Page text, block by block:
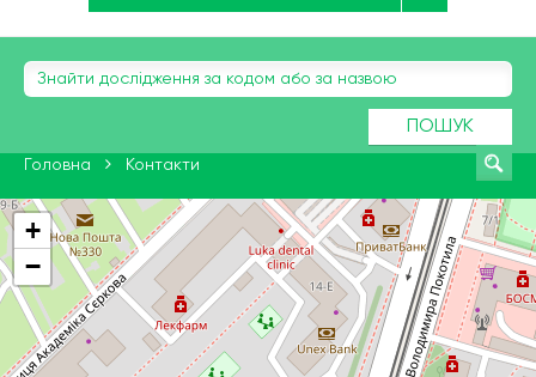
ПОШУК
Головна Контакти
+
−